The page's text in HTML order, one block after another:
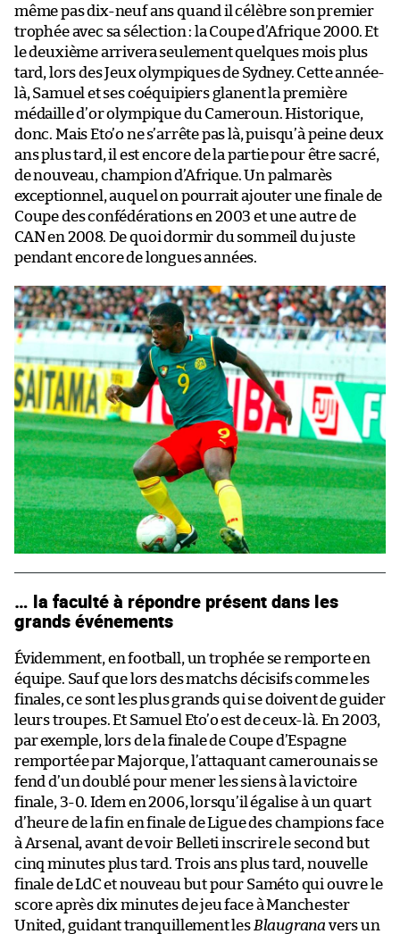
même pas dix-neuf ans quand il célèbre son premier
trophée avec sa sélection : la Coupe d’Afrique 2000. Et
le deuxième arrivera seulement quelques mois plus
tard, lors des Jeux olympiques de Sydney. Cette année-
là, Samuel et ses coéquipiers glanent la première
médaille d’or olympique du Cameroun. Historique,
donc. Mais Eto’o ne s’arrête pas là, puisqu’à peine deux
ans plus tard, il est encore de la partie pour être sacré,
de nouveau, champion d’Afrique. Un palmarès
exceptionnel, auquel on pourrait ajouter une finale de
Coupe des confédérations en 2003 et une autre de
CAN en 2008. De quoi dormir du sommeil du juste
pendant encore de longues années.
… la faculté à répondre présent dans les
grands événements
Évidemment, en football, un trophée se remporte en
équipe. Sauf que lors des matchs décisifs comme les
finales, ce sont les plus grands qui se doivent de guider
leurs troupes. Et Samuel Eto’o est de ceux-là. En 2003,
par exemple, lors de la finale de Coupe d’Espagne
remportée par Majorque, l’attaquant camerounais se
fend d’un doublé pour mener les siens à la victoire
finale, 3-0. Idem en 2006, lorsqu’il égalise à un quart
d’heure de la fin en finale de Ligue des champions face
à Arsenal, avant de voir Belleti inscrire le second but
cinq minutes plus tard. Trois ans plus tard, nouvelle
finale de LdC et nouveau but pour Saméto qui ouvre le
score après dix minutes de jeu face à Manchester
United, guidant tranquillement les Blaugrana vers un